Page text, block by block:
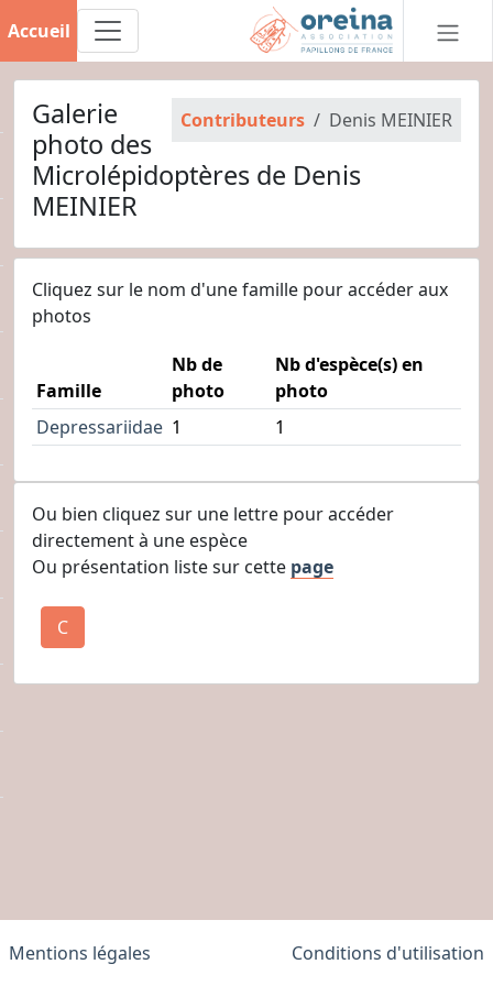
Accueil
Contributeurs Denis MEINIER
Galerie
photo des
Microlépidoptères de Denis
MEINIER
Cliquez sur le nom d'une famille pour accéder aux
photos
Famille
Nb de
photo
Nb d'espèce(s) en
photo
Depressariidae 1 1
Ou bien cliquez sur une lettre pour accéder
directement à une espèce
Ou présentation liste sur cette page
C
Mentions légales Conditions d'utilisation